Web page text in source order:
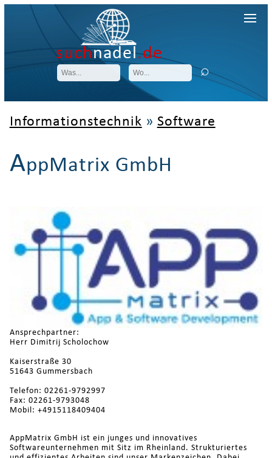
suchnadel.de
Informationstechnik » Software
AppMatrix GmbH
Ansprechpartner:
Herr Dimitrij Scholochow
Kaiserstraße 30
51643 Gummersbach
Telefon: 02261-9792997
Fax: 02261-9793048
Mobil: +4915118409404
AppMatrix GmbH ist ein junges und innovatives
Softwareunternehmen mit Sitz im Rheinland. Strukturiertes